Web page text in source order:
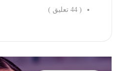
44 تعليق )